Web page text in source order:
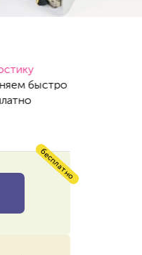
быстро
бесплатно